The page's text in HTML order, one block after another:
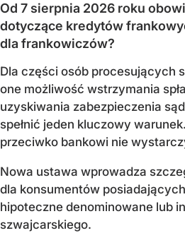
Od 7 sierpnia 2026 roku
dotyczące kredytów
dla frankowiczów?
Dla części osób procesujących
one możliwość wstrzymania
uzyskiwania zabezpieczenia
spełnić jeden kluczowy
przeciwko bankowi nie
Nowa ustawa wprowadza
dla konsumentów
hipoteczne denominowane lub
szwajcarskiego.